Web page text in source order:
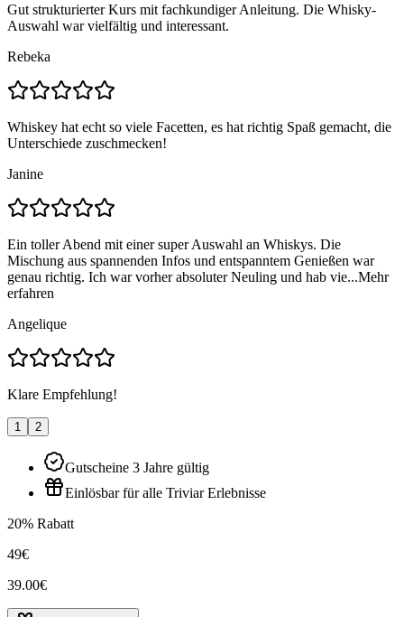
Gut strukturierter Kurs mit fachkundiger Anleitung. Die Whisky-
Auswahl war vielfältig und interessant.
Rebeka
Whiskey hat echt so viele Facetten, es hat richtig Spaß gemacht, die
Unterschiede zuschmecken!
Janine
Ein toller Abend mit einer super Auswahl an Whiskys. Die
Mischung aus spannenden Infos und entspanntem Genießen war
genau richtig. Ich war vorher absoluter Neuling und hab vie...Mehr
erfahren
Angelique
Klare Empfehlung!
1 2
Gutscheine 3 Jahre gültig
Einlösbar für alle Triviar Erlebnisse
20% Rabatt
49€
39.00€